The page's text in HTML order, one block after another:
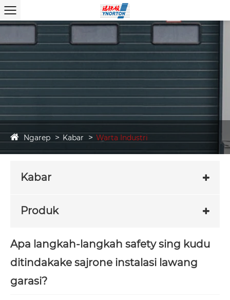
Ngarep Kabar Warta Industri
Kabar
Produk
Apa langkah-langkah safety sing kudu
ditindakake sajrone instalasi lawang
garasi?